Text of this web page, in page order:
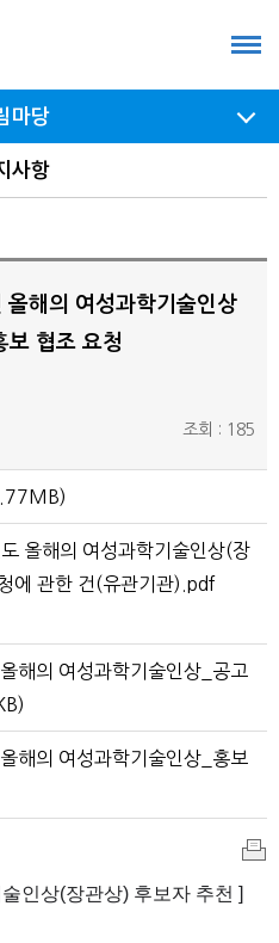
여닫기
마당
사항
해의 여성과학기술인상
보 협조 요청
조회 : 185
올해의 여성과학기술인상(장
에 관한 건(유관기관).pdf
해의 여성과학기술인상_공고
해의 여성과학기술인상_홍보
인상(장관상) 후보자 추천 ]